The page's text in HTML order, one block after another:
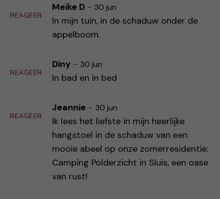
REAGEER
Meike D - 30 jun
In mijn tuin, in de schaduw onder de
appelboom.
REAGEER
Diny - 30 jun
In bad en in bed
REAGEER
Jeannie - 30 jun
Ik lees het liefste in mijn heerlijke
hangstoel in de schaduw van een
mooie abeel op onze zomerresidentie:
Camping Polderzicht in Sluis, een oase
van rust!